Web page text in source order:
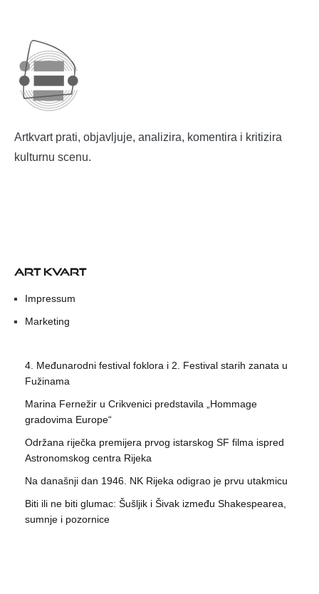
Artkvart prati, objavljuje, analizira, komentira i kritizira
kulturnu scenu.
ART KVART
Impressum
Marketing
4. Međunarodni festival foklora i 2. Festival starih zanata u
Fužinama
Marina Fernežir u Crikvenici predstavila „Hommage
gradovima Europe“
Održana riječka premijera prvog istarskog SF filma ispred
Astronomskog centra Rijeka
Na današnji dan 1946. NK Rijeka odigrao je prvu utakmicu
Biti ili ne biti glumac: Šušljik i Šivak između Shakespearea,
sumnje i pozornice